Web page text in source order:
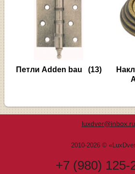
Петли Adden bau (13)
luxdver@inbox.ru
2010-2026 ©
+7 (980) 125-